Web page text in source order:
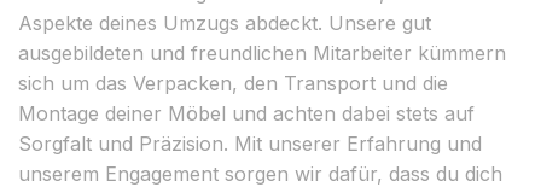
Aspekte deines Umzugs abdeckt. Unsere gut
ausgebildeten und freundlichen Mitarbeiter kümmern
sich um das Verpacken, den Transport und die
Montage deiner Möbel und achten dabei stets auf
Sorgfalt und Präzision. Mit unserer Erfahrung und
unserem Engagement sorgen wir dafür, dass du dich